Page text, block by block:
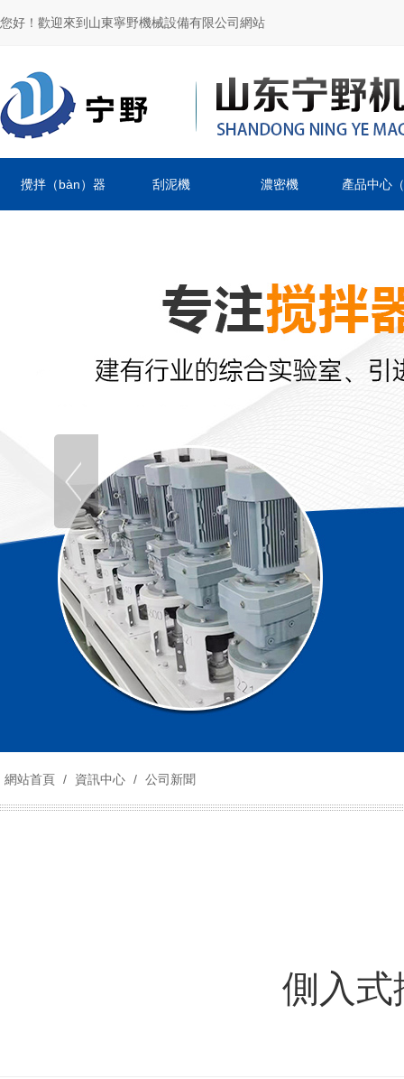
您好！歡迎來到山東寧野機械設備有限公司網站
攪拌（bàn）器 刮泥機 濃密機 產品中心
網站首頁 / 資訊中心 / 公司新聞
側入式